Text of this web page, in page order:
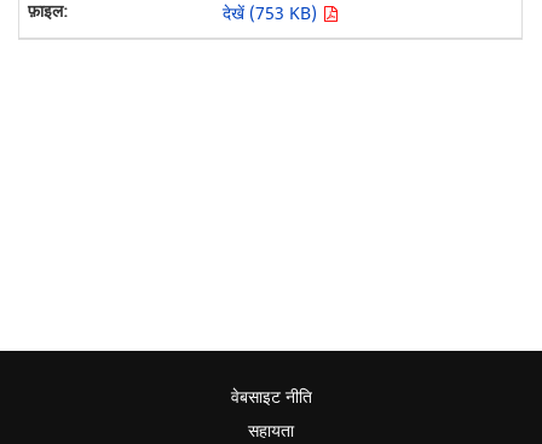
देखें (753 KB)
वेबसाइट नीति
सहायता